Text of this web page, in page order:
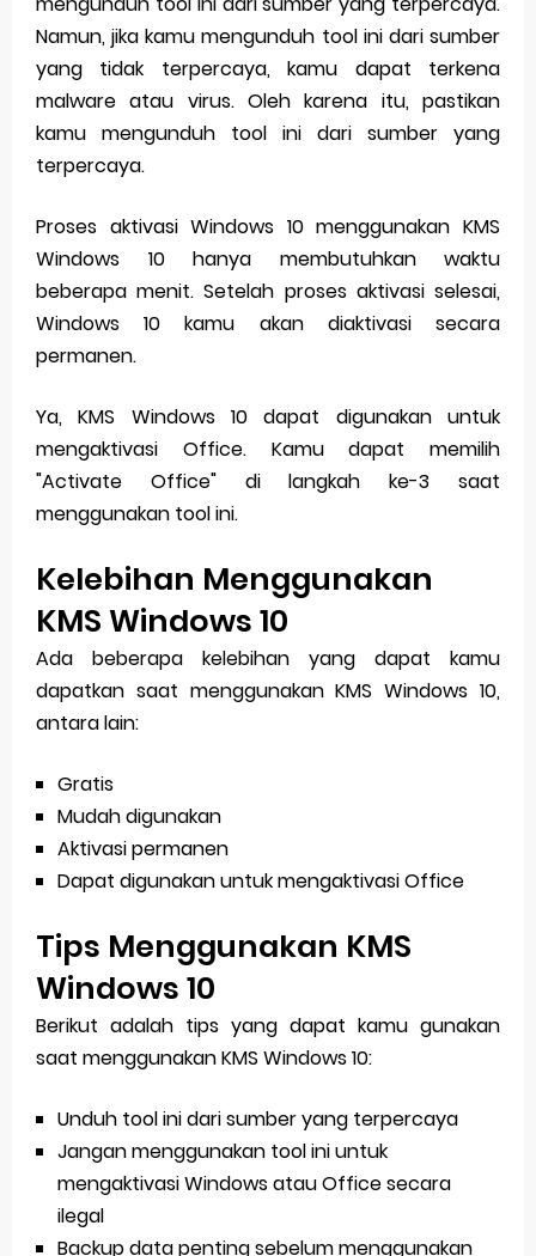
Namun, jika kamu mengunduh tool ini dari sumber
yang tidak terpercaya, kamu dapat terkena
malware atau virus. Oleh karena itu, pastikan
kamu mengunduh tool ini dari sumber yang
terpercaya.
Proses aktivasi Windows 10 menggunakan KMS
Windows 10 hanya membutuhkan waktu
beberapa menit. Setelah proses aktivasi selesai,
Windows 10 kamu akan diaktivasi secara
permanen.
Ya, KMS Windows 10 dapat digunakan untuk
mengaktivasi Office. Kamu dapat memilih
"Activate Office" di langkah ke-3 saat
menggunakan tool ini.
Kelebihan Menggunakan
KMS Windows 10
Ada beberapa kelebihan yang dapat kamu
dapatkan saat menggunakan KMS Windows 10,
antara lain:
Gratis
Mudah digunakan
Aktivasi permanen
Dapat digunakan untuk mengaktivasi Office
Tips Menggunakan KMS
Windows 10
Berikut adalah tips yang dapat kamu gunakan
saat menggunakan KMS Windows 10:
Unduh tool ini dari sumber yang terpercaya
Jangan menggunakan tool ini untuk
mengaktivasi Windows atau Office secara
ilegal
Backup data penting sebelum menggunakan